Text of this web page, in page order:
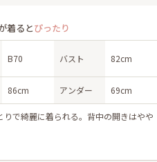
着るとぴったり
B70 バスト 82cm
86cm アンダー 69cm
で綺麗に着られる。背中の開きはやや